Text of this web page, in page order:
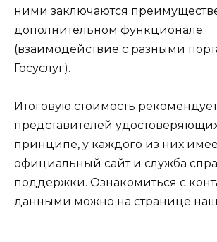
ними заключаются
дополнительном функционале
(взаимодействие с разными
Госуслуг).
Итоговую стоимость
представителей
принципе, у каждого из них
официальный сайт и служба
поддержки. Ознакомиться с
данными можно на странице